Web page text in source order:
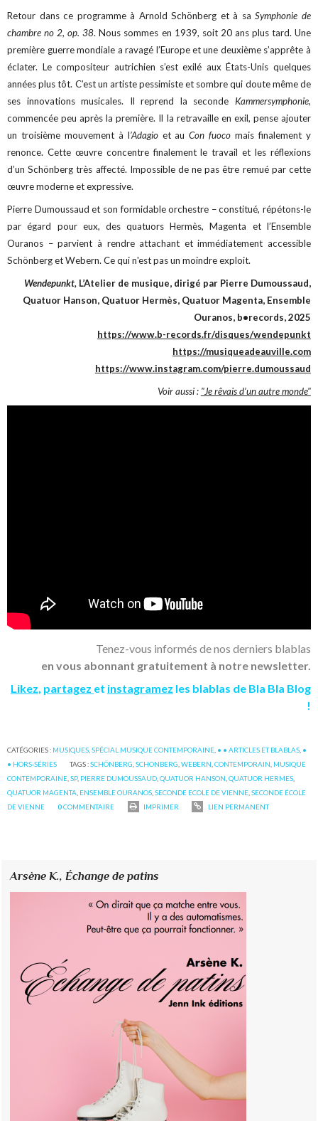
Retour dans ce programme à Arnold Schönberg et à saSymphonie de
chambre no 2, op. 38. Nous sommes en 1939, soit 20 ans plus tard. Une
première guerre mondiale a ravagé l’Europe et une deuxième s’apprête à
éclater. Le compositeur autrichien s’est exilé aux États-Unis quelques
années plus tôt. C’est un artiste pessimiste et sombre qui doute même de
ses innovations musicales. Il reprend la seconde Kammersymphonie,
commencée peu après la première. Il la retravaille en exil, pense ajouter
un troisième mouvement à l’Adagioet auCon fuoco mais finalement y
renonce. Cette œuvre concentre finalement le travail et les réflexions
d’un Schönberg très affecté. Impossible de ne pas être remué par cette
œuvre moderne et expressive.
Pierre Dumoussaud et son formidable orchestre – constitué, répétons-le
par égard pour eux, des quatuors Hermès, Magenta et l’Ensemble
Ouranos – parvient à rendre attachant et immédiatement accessible
Schönberg et Webern. Ce qui n'est pas un moindre exploit.
Wendepunkt,L’Atelier de musique, dirigé par Pierre Dumoussaud,
Quatuor Hanson, Quatuor Hermès, Quatuor Magenta, Ensemble
Ouranos, b•records, 2025
https://www.b-records.fr/disques/wendepunkt
https://musiqueadeauville.com
https://www.instagram.com/pierre.dumoussaud
Voir aussi : "Je rêvais d’un autre monde"
Tenez-vous informés de nos derniers blablas
en vous abonnant gratuitement à notre newsletter.
Likez partagez et instagramez les blablas de Bla Bla Blog
!
CATÉGORIES : MUSIQUES ,SPÉCIAL MUSIQUE CONTEMPORAINE • • ARTICLES ET BLABLAS •
• HORS-SÉRIES
TAGS :SCHÖNBERG ,SCHONBERG ,WEBERN ,CONTEMPORAIN MUSIQUE
CONTEMPORAINE ,SP, PIERRE DUMOUSSAUD ,QUATUOR HANSON ,QUATUOR HERMES
QUATUOR MAGENTA ENSEMBLE OURANOS ,SECONDE ECOLE DE VIENNE ,SECONDE ÉCOLE
DE VIENNE
0COMMENTAIRE IMPRIMER LIEN PERMANENT
Arsène K.,Échange de patins